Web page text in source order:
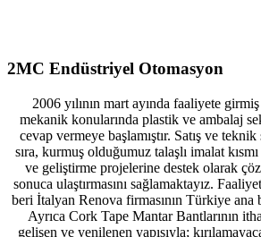
2MC Endüstriyel Otomasyon
2006 yılının mart ayında faaliyete
mekanik konularında plastik ve ambalaj
cevap vermeye başlamıştır. Satış ve
sıra, kurmuş olduğumuz talaşlı imalat
ve geliştirme projelerine destek olarak
sonuca ulaştırmasını sağlamaktayız.
beri İtalyan Renova firmasının Türkiye ana
Ayrıca Cork Tape Mantar Bantlarının
gelişen ve yenilenen yapısıyla;